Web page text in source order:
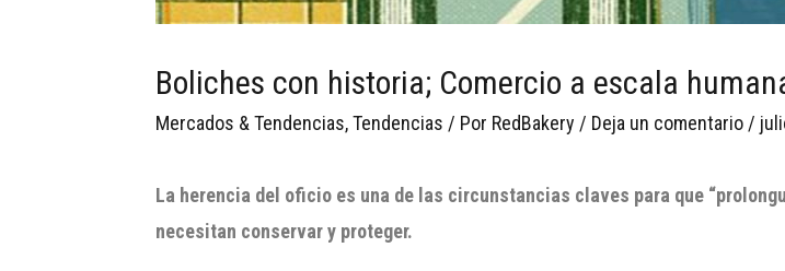
Boliches con historia; Comercio a escala
Mercados & Tendencias,Tendencias / Por RedBakery / Deja un comentario /
La herencia del oficio es una de las circunstancias claves para que
necesitan conservar y proteger.